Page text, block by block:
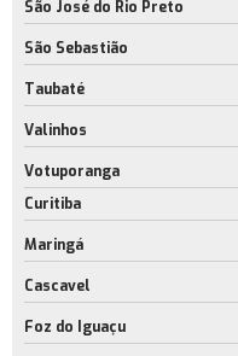
Galpão logístico para e
Galpão para centro de
Galpão para indústria metal
Empresa de galpão para
Galpão para indústria rio de
Empresa de galpão para
Galpões com acesso para
Galpões industriais com
São José do Rio Preto
São Sebastião
Taubaté
Valinhos
Votuporanga
Curitiba
Maringá
Cascavel
Foz do Iguaçu